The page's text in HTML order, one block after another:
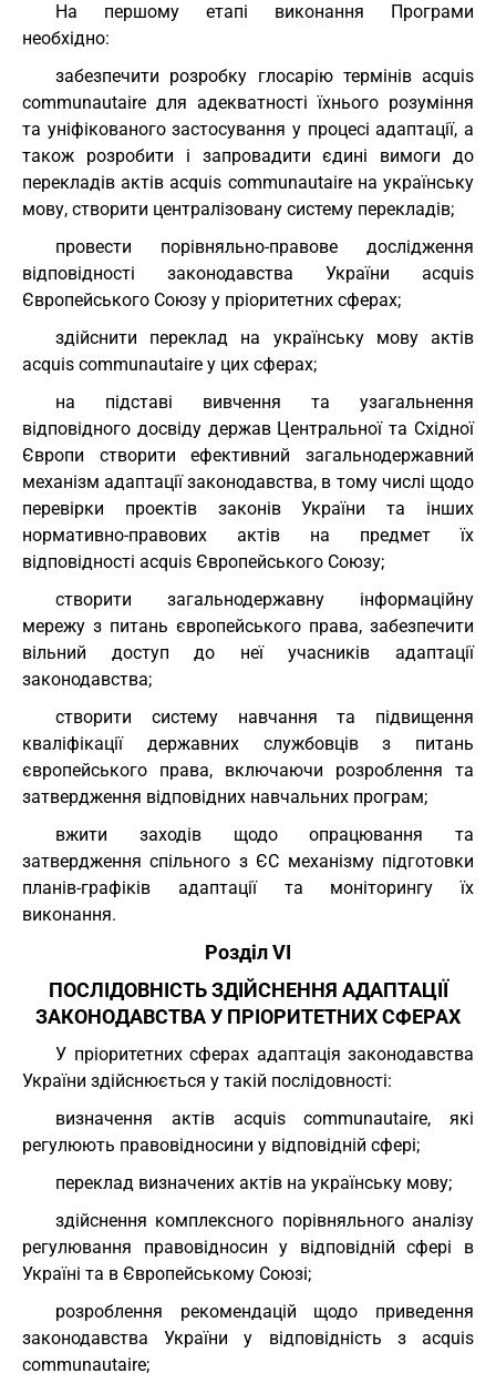
На першому етапі виконання Програми
необхідно:
забезпечити розробку глосарію термінів acquis
communautaire для адекватності їхнього розуміння
та уніфікованого застосування у процесі адаптації, а
також розробити і запровадити єдині вимоги до
перекладів актів acquis communautaire на українську
мову, створити централізовану систему перекладів;
провести порівняльно-правове дослідження
відповідності законодавства України acquis
Європейського Союзу у пріоритетних сферах;
здійснити переклад на українську мову актів
acquis communautaire у цих сферах;
на підставі вивчення та узагальнення
відповідного досвіду держав Центральної та Східної
Європи створити ефективний загальнодержавний
механізм адаптації законодавства, в тому числі щодо
перевірки проектів законів України та інших
нормативно-правових актів на предмет їх
відповідності acquis Європейського Союзу;
створити загальнодержавну інформаційну
мережу з питань європейського права, забезпечити
вільний доступ до неї учасників адаптації
законодавства;
створити систему навчання та підвищення
кваліфікації державних службовців з питань
європейського права, включаючи розроблення та
затвердження відповідних навчальних програм;
вжити заходів щодо опрацювання та
затвердження спільного з ЄС механізму підготовки
планів-графіків адаптації та моніторингу їх
виконання.
Розділ VI
ПОСЛІДОВНІСТЬ ЗДІЙСНЕННЯ АДАПТАЦІЇ
ЗАКОНОДАВСТВА У ПРІОРИТЕТНИХ СФЕРАХ
У пріоритетних сферах адаптація законодавства
України здійснюється у такій послідовності:
визначення актів acquis communautaire, які
регулюють правовідносини у відповідній сфері;
переклад визначених актів на українську мову;
здійснення комплексного порівняльного аналізу
регулювання правовідносин у відповідній сфері в
Україні та в Європейському Союзі;
розроблення рекомендацій щодо приведення
законодавства України у відповідність з acquis
communautaire;